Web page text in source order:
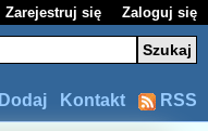
Zarejestruj się Zaloguj się
RSS
Kontakt
Dodaj